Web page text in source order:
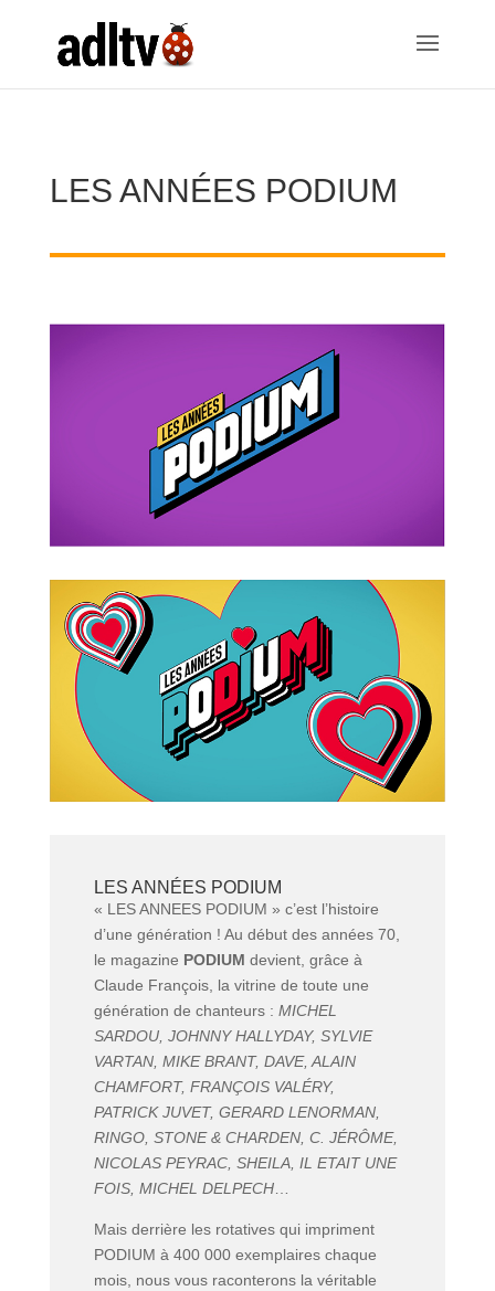
LES ANNÉES PODIUM
LES ANNÉES PODIUM
« LES ANNEES PODIUM » c’est l’histoire
d’une génération ! Au début des années 70,
le magazine PODIUM devient, grâce à
Claude François, la vitrine de toute une
génération de chanteurs : MICHEL
SARDOU, JOHNNY HALLYDAY, SYLVIE
VARTAN, MIKE BRANT, DAVE, ALAIN
CHAMFORT, FRANÇOIS VALÉRY,
PATRICK JUVET, GERARD LENORMAN,
RINGO, STONE & CHARDEN, C. JÉRÔME,
NICOLAS PEYRAC, SHEILA, IL ETAIT UNE
FOIS, MICHEL DELPECH…
Mais derrière les rotatives qui impriment
PODIUM à 400 000 exemplaires chaque
mois, nous vous raconterons la véritable